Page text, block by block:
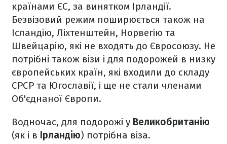
країнами ЄС, за винятком Ірландії.
Безвізовий режим поширюється також на
Ісландію, Ліхтенштейн, Норвегію та
Швейцарію, які не входять до Євросоюзу. Не
потрібні також візи і для подорожей в низку
європейських країн, які входили до складу
СРСР та Югославії, і ще не стали членами
Об'єднаної Європи.
Водночас, для подорожі у Великобританію
(як і в Ірландію) потрібна віза.